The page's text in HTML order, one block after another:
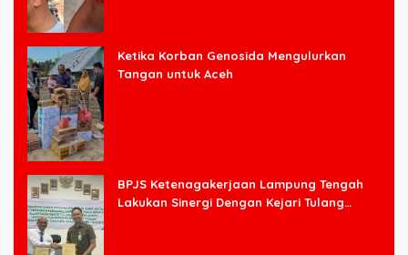
Ketika Korban Genosida Mengulurkan
Tangan untuk Aceh
BPJS Ketenagakerjaan Lampung Tengah
Lakukan Sinergi Dengan Kejari Tulang